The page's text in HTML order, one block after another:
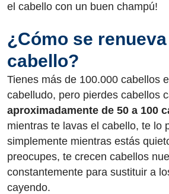
el cabello con un buen champú!
¿Cómo se
cabello?
Tienes más de 100.000 cabellos
cabelludo, pero pierdes cabellos
aproximadamente de 50 a 100
mientras te lavas el cabello, te lo
simplemente mientras estás
preocupes, te crecen cabellos
constantemente para sustituir a
cayendo.